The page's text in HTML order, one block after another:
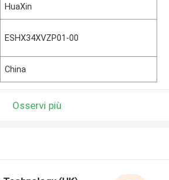
HuaXin
ESHX34XVZP01-00
China
Osservi più